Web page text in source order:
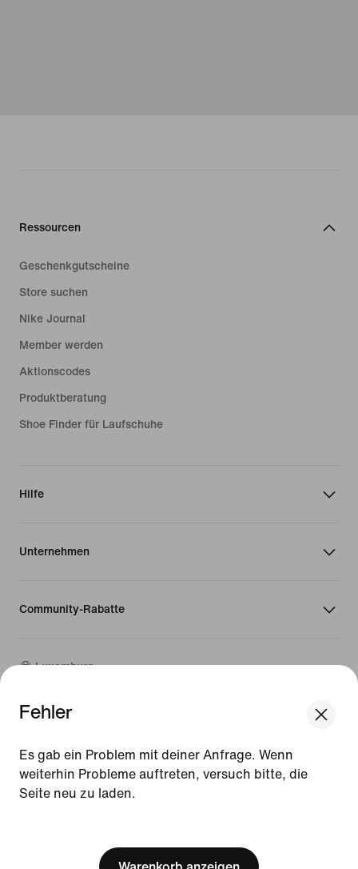
Fehler
Es gab ein Problem mit deiner Anfrage. Wenn
weiterhin Probleme auftreten, versuch bitte, die
Seite neu zu laden.
Ressourcen
Geschenkgutscheine
Store suchen
Nike Journal
Member werden
Aktionscodes
Produktberatung
Shoe Finder für Laufschuhe
Hilfe
Unternehmen
Community-Rabatte
Luxemburg
© 2026Nike, Inc. Alle Rechte vorbehalten
Nutzungsbedingungen
Verkaufsbedingungen
Impressum